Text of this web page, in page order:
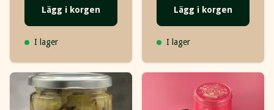
Lägg i korgen
I lager
Lägg i korgen
I lager